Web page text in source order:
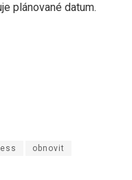
plánované datum.
obnovit